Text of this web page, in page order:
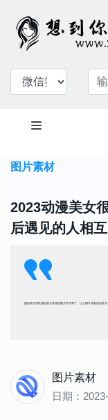
图片素材
2023动漫美女
后遇见的人相
颜值高又很性感的美女高清的图片给大家了，让人挪不开眼的好看又
图片素材
日期：